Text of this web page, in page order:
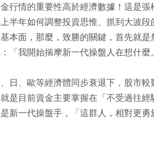
行情的重要性高於經濟數據！這是張
半年如何調整投資思惟、抓到大波段
本面，那麼，致勝的關鍵，首先就是
「我開始揣摩新一代操盤人在想什麼
日、歐等經濟體同步衰退下，股市較
是目前資金主要掌握在「不受過往經
新一代操盤手，「這群人，相對更勇